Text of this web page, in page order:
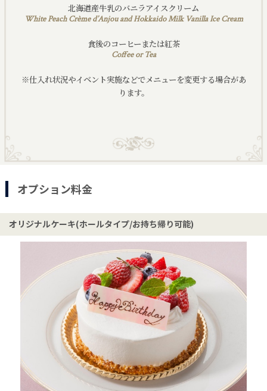
北海道産牛乳のバニラアイスクリーム
White Peach Crème d’Anjou and Hokkaido Milk Vanilla Ice Cream
食後のコーヒーまたは紅茶
Coffee or Tea
※仕入れ状況やイベント実施などでメニューを変更する場合があ
ります。
オプション料金
オリジナルケーキ(ホールタイプ/お持ち帰り可能)